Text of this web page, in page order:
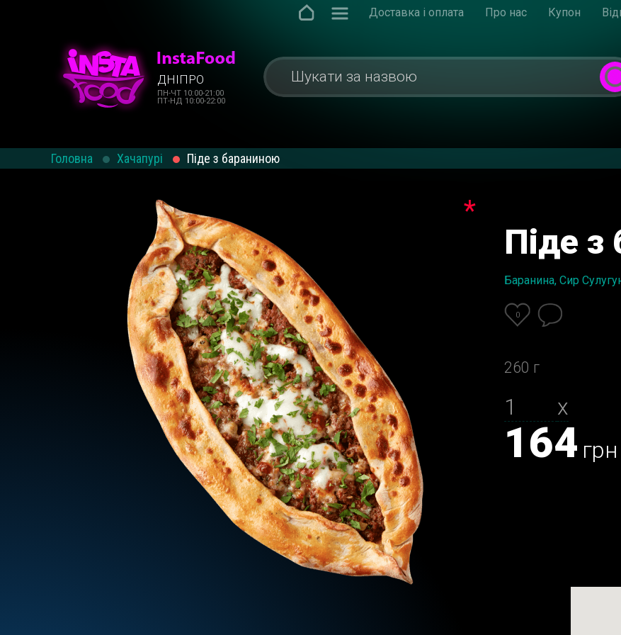
Доставка і оплата Про нас Купон
ДНІПРО
ПН-ЧТ 10:00-21:00
ПТ-НД 10:00-22:00
Головна Хачапурі Піде з бараниною
*
Піде з
Баранина, Сир
0
260 г
х
164 грн